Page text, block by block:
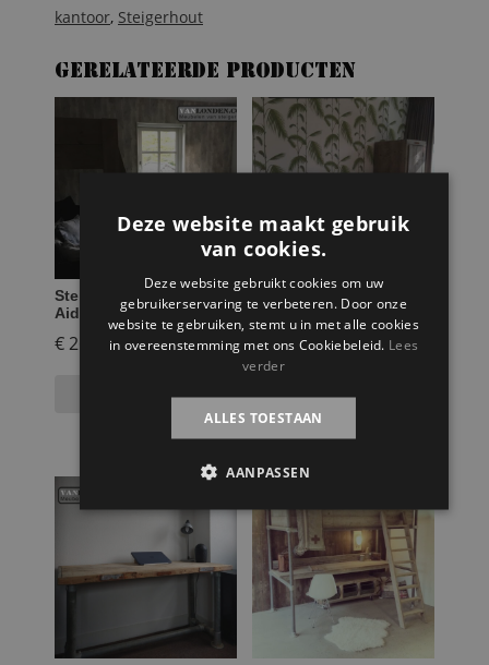
kantoor, Steigerhout
Gerelateerde producten
Steigerhouten bureau
Aiden
€265,00
Selecteer opties
Steigerhouten
bureaukast Damian
€799,95
Toevoegen aan
winkelwagen
Deze website maakt gebruik
van cookies.
Deze website gebruikt cookies om uw
gebruikerservaring te verbeteren. Door onze
website te gebruiken, stemt u in met alle cookies
in overeenstemming met ons Cookiebeleid. Lees
verder
ALLES TOESTAAN
AANPASSEN